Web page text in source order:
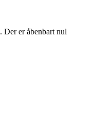
Der er åbenbart nul